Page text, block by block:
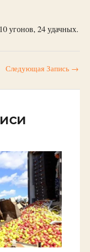
угонов, 24 удачных.
Следующая Запись →